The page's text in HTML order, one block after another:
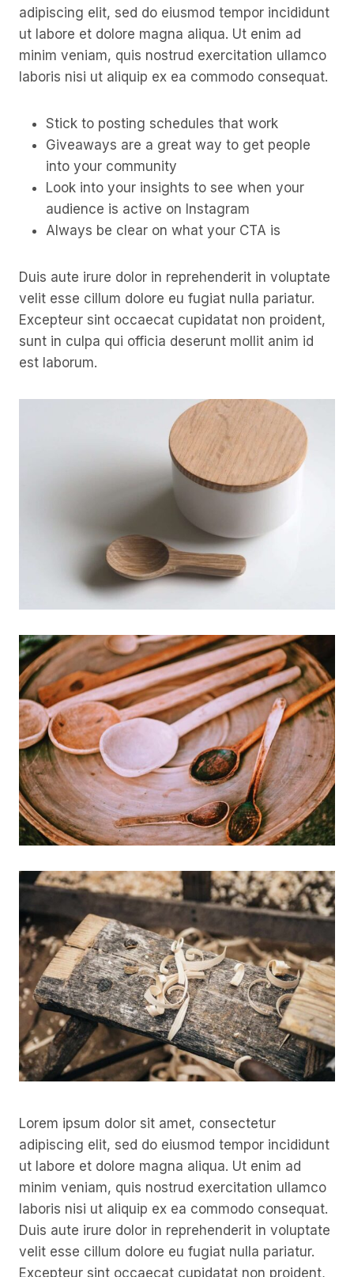
adipiscing elit, sed do eiusmod tempor incididunt
ut labore et dolore magna aliqua. Ut enim ad
minim veniam, quis nostrud exercitation ullamco
laboris nisi ut aliquip ex ea commodo consequat.
Stick to posting schedules that work
Giveaways are a great way to get people
into your community
Look into your insights to see when your
audience is active on Instagram
Always be clear on what your CTA is
Duis aute irure dolor in reprehenderit in voluptate
velit esse cillum dolore eu fugiat nulla pariatur.
Excepteur sint occaecat cupidatat non proident,
sunt in culpa qui officia deserunt mollit anim id
est laborum.
Lorem ipsum dolor sit amet, consectetur
adipiscing elit, sed do eiusmod tempor incididunt
ut labore et dolore magna aliqua. Ut enim ad
minim veniam, quis nostrud exercitation ullamco
laboris nisi ut aliquip ex ea commodo consequat.
Duis aute irure dolor in reprehenderit in voluptate
velit esse cillum dolore eu fugiat nulla pariatur.
Excepteur sint occaecat cupidatat non proident,